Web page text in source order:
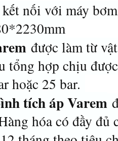
nối với máy
được làm từ
tổng hợp chịu
hoặc 25 bar.
tích áp Varem
hóa có đầy